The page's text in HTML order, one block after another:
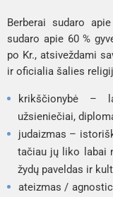
Berberai sudaro
sudaro apie 60 %
po Kr., atsiveždami
ir oficialia šalies
krikščionybė –
užsieniečiai,
judaizmas –
tačiau jų liko labai
žydų paveldas ir
ateizmas /